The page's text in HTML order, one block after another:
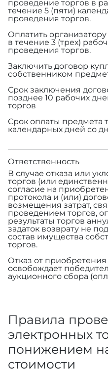
проведение торгов в
течение 5 (пяти)
проведения торгов.
Оплатить
в течение 3 (трех)
проведения торгов.
Заключить договор
собственником
Срок заключения
позднее 10 рабочих
торгов
Срок оплаты предмета
календарных дней со
Ответственность
В случае отказа или
торгов (или
согласие на
протокола и (или)
возмещения затрат,
проведением торгов,
результаты торгов
задаток возврату не
состав имущества
торгов.
Отказ от
освобождает
аукционного сбора
Правила
электронных
понижением
стоимости